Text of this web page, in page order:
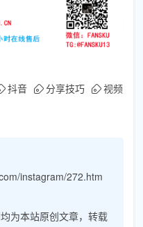
抖音 分享技巧
视频
instagram/272.htm
为本站原创文章，转载